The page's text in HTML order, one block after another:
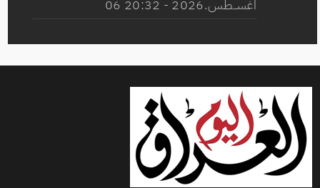
06 اغســطس.2026 - 20:32